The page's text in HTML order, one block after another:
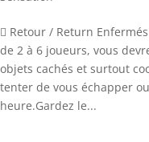
 Retour / Return
de 2 à 6 joueurs, vous
objets cachés et surtout
tenter de vous échapper
heure.Gardez le...